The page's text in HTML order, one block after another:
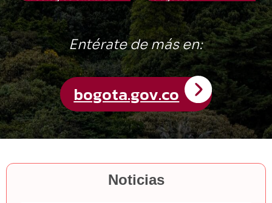
Noticias